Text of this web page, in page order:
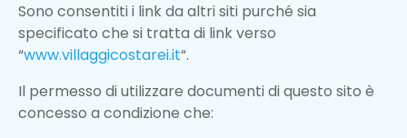
Sono consentiti i link da altri siti purché sia
specificato che si tratta di link verso
“www.villaggicostarei.it“.
Il permesso di utilizzare documenti di questo sito è
concesso a condizione che: